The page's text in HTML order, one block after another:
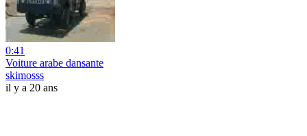
0:41
Voiture arabe dansante
skimosss
il y a 20 ans